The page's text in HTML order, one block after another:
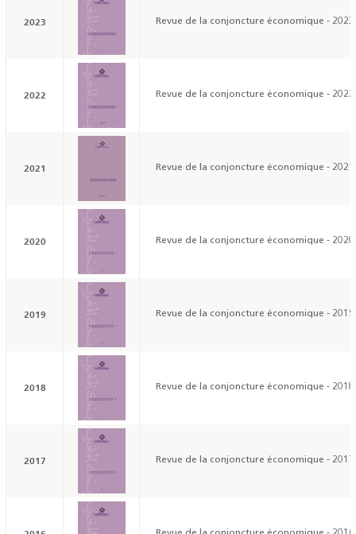
2023 Revue de la conjoncture économique - 2023
2022 Revue de la conjoncture économique - 2022
2021 Revue de la conjoncture économique - 2021
2020 Revue de la conjoncture économique - 2020
2019 Revue de la conjoncture économique - 2019
2018 Revue de la conjoncture économique - 2018
2017 Revue de la conjoncture économique - 2017